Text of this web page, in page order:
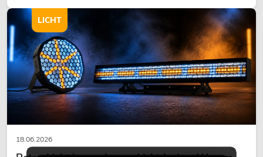
18.06.2026
LICHT